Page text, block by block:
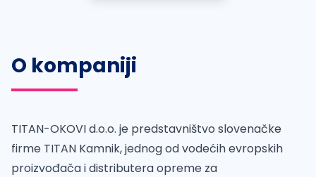
O kompaniji
TITAN-OKOVI d.o.o. je predstavništvo slovenačke
firme TITAN Kamnik, jednog od vodećih evropskih
proizvođača i distributera opreme za